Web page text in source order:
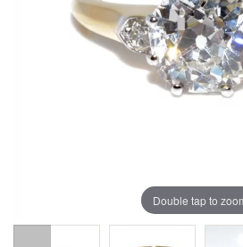
Double tap to